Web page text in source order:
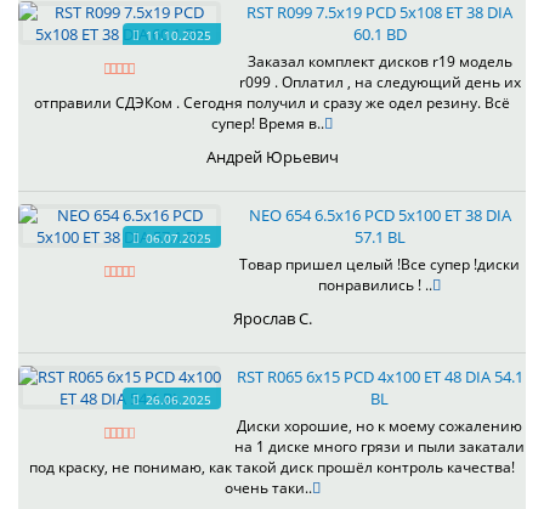
11.10.2025
RST R099 7.5x19 PCD 5x108 ET 38 DIA
60.1 BD
Заказал комплект дисков r19 модель
r099 . Оплатил , на следующий день их
отправили СДЭКом . Сегодня получил и сразу же одел резину. Всё
супер! Время в..
Андрей Юрьевич
06.07.2025
NEO 654 6.5x16 PCD 5x100 ET 38 DIA
57.1 BL
Товар пришел целый !Все супер !диски
понравились ! ..
Ярослав С.
26.06.2025
RST R065 6x15 PCD 4x100 ET 48 DIA 54.1
BL
Диски хорошие, но к моему сожалению
на 1 диске много грязи и пыли закатали
под краску, не понимаю, как такой диск прошёл контроль качества!
очень таки..